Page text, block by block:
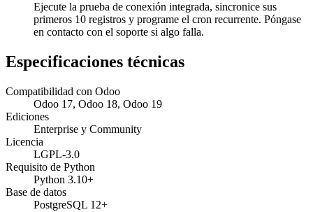
Ejecute la prueba de conexión integrada, sincronice sus
primeros 10 registros y programe el cron recurrente. Póngase
en contacto con el soporte si algo falla.
Especificaciones técnicas
Compatibilidad con Odoo
Odoo 17, Odoo 18, Odoo 19
Ediciones
Enterprise y Community
Licencia
LGPL-3.0
Requisito de Python
Python 3.10+
Base de datos
PostgreSQL 12+